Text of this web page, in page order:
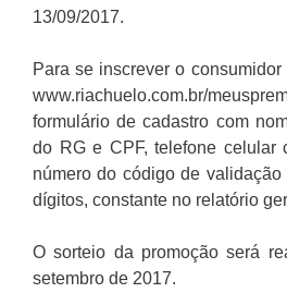
13/09/2017.
Para se inscrever o
www.riachuelo.com.br/
formulário de cadastro com
do RG e CPF, telefone celular
número do código de
dígitos, constante no relatório
O sorteio da promoção será
setembro de 2017.